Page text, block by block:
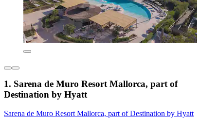
1. Sarena de Muro Resort Mallorca, part of
Destination by Hyatt
Sarena de Muro Resort Mallorca, part of Destination by Hyatt